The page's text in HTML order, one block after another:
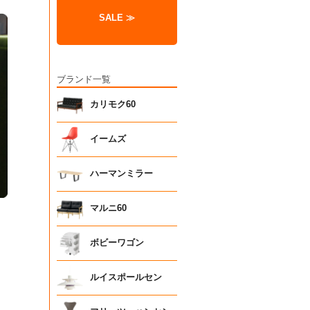
SALE ≫
ブランド一覧
カリモク60
イームズ
ハーマンミラー
マルニ60
ボビーワゴン
ルイスポールセン